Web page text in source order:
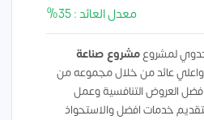
معدل العائد : 35%
لمشروعمشروع صناعة
عائد من خلال مجموعه من
العروض التنافسية وعمل
خدمات افضل والاستحواذ